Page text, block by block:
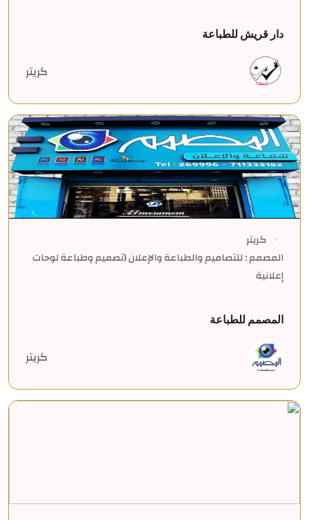
دار قريش للطباعة
كريتر
كريتر
المصمم : للتصاميم والطباعة والإعلان (تصميم وطباعة لوحات
إعلانية
المصمم للطباعة
كريتر